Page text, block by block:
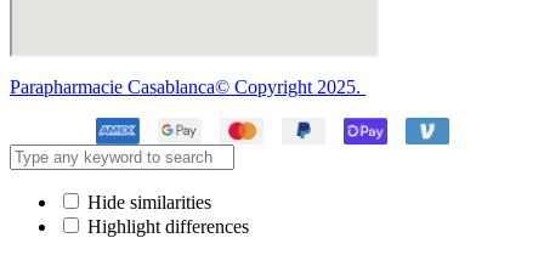
Parapharmacie Casablanca© Copyright 2025.
Hide similarities
Highlight differences